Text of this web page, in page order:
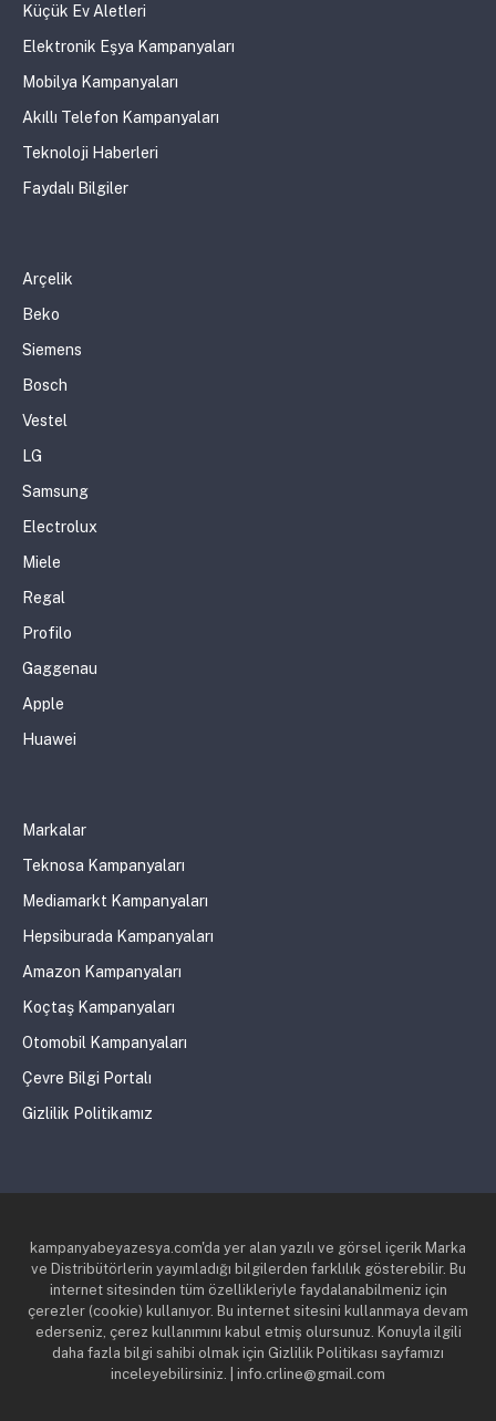
Küçük Ev Aletleri
Elektronik Eşya Kampanyaları
Mobilya Kampanyaları
Akıllı Telefon Kampanyaları
Teknoloji Haberleri
Faydalı Bilgiler
Arçelik
Beko
Siemens
Bosch
Vestel
LG
Samsung
Electrolux
Miele
Regal
Profilo
Gaggenau
Apple
Huawei
Markalar
Teknosa Kampanyaları
Mediamarkt Kampanyaları
Hepsiburada Kampanyaları
Amazon Kampanyaları
Koçtaş Kampanyaları
Otomobil Kampanyaları
Çevre Bilgi Portalı
Gizlilik Politikamız
kampanyabeyazesya.com'da yer alan yazılı ve görsel içerik Marka
ve Distribütörlerin yayımladığı bilgilerden farklılık gösterebilir. Bu
internet sitesinden tüm özellikleriyle faydalanabilmeniz için
çerezler (cookie) kullanıyor. Bu internet sitesini kullanmaya devam
ederseniz, çerez kullanımını kabul etmiş olursunuz. Konuyla ilgili
daha fazla bilgi sahibi olmak için Gizlilik Politikası sayfamızı
inceleyebilirsiniz. | info.crline@gmail.com